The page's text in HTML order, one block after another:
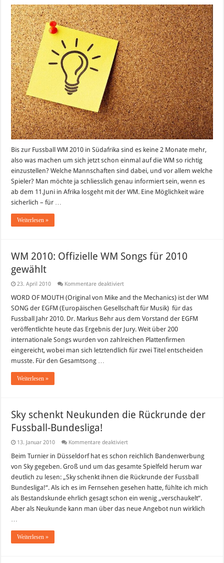
Bis zur Fussball WM 2010 in Südafrika sind es keine 2 Monate mehr,
also was machen um sich jetzt schon einmal auf die WM so richtig
einzustellen? Welche Mannschaften sind dabei, und vor allem welche
Spieler? Man möchte ja schliesslich genau informiert sein, wenn es
ab dem 11.Juni in Afrika losgeht mit der WM. Eine Möglichkeit wäre
sicherlich – für …
Weiterlesen »
WM 2010: Offizielle WM Songs für 2010
gewählt
23. April 2010 Kommentare deaktiviertfür
2010:
WM
Songs
für
2010
WORD OF MOUTH (Original von Mike and the Mechanics) ist der WM
SONG der EGFM (Europäischen Gesellschaft für Musik) für das
Fussball Jahr 2010. Dr. Markus Behr aus dem Vorstand der EGFM
veröffentlichte heute das Ergebnis der Jury. Weit über 200
internationale Songs wurden von zahlreichen Plattenfirmen
eingereicht, wobei man sich letztendlich für zwei Titel entscheiden
musste. Für den Gesamtsong …
Weiterlesen »
Sky schenkt Neukunden die Rückrunde der
Fussball-Bundesliga!
13. Januar 2010 Kommentare deaktiviertfür
schenkt
die
Rückrunde
der
Fussball-
Beim Turnier in Düsseldorf hat es schon reichlich Bandenwerbung
von Sky gegeben. Groß und um das gesamte Spielfeld herum war
deutlich zu lesen: „Sky schenkt ihnen die Rückrunde der Fussball
Bundesliga!“. Als ich es im Fernsehen gesehen hatte, fühlte ich mich
als Bestandskunde ehrlich gesagt schon ein wenig „verschaukelt“.
Aber als Neukunde kann man über das neue Angebot nun wirklich
Weiterlesen »